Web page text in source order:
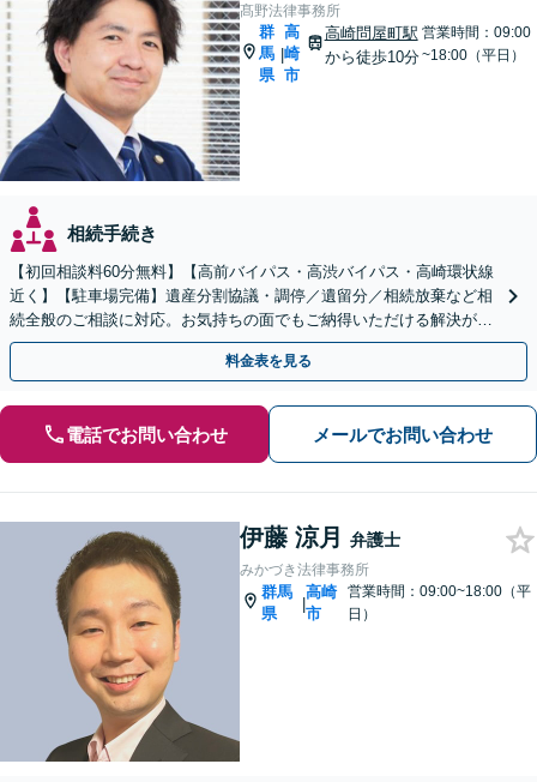
髙野法律事務所
群
馬
県
|
高
崎
市
高崎問屋町駅
から徒歩10分
営業時間：09:00
~18:00（平日）
相続手続き
【初回相談料60分無料】【高前バイパス・高渋バイパス・高崎環状線
近く】【駐車場完備】遺産分割協議・調停／遺留分／相続放棄など相
続全般のご相談に対応。お気持ちの面でもご納得いただける解決がで
きるよう粘り強く対応いたします【休日・夜間対応可】
料金表を見る
電話でお問い合わせ メールでお問い合わせ
伊藤 涼月 弁護士
みかづき法律事務所
群馬
県
|
高崎
市
営業時間：09:00~18:00（平
日）